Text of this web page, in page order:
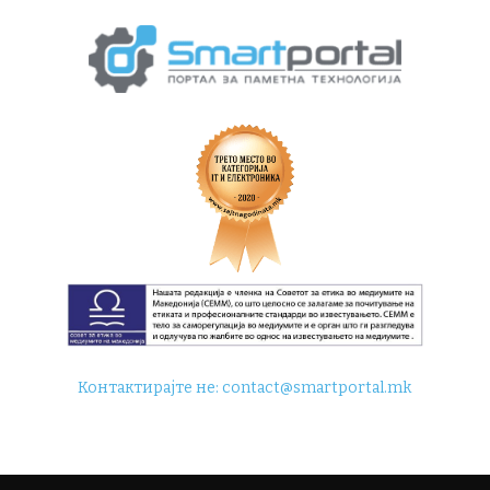
Контактирајте не:contact@smartportal.mk